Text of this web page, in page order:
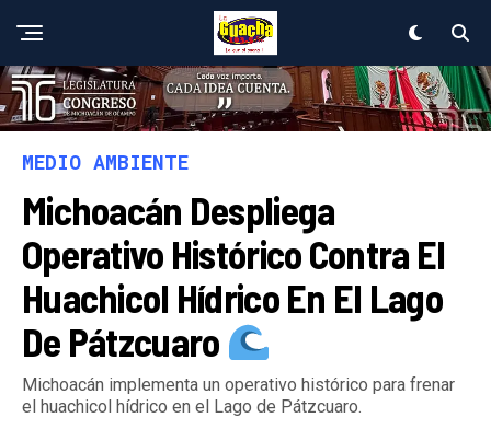
MEDIO AMBIENTE
Michoacán Despliega
Operativo Histórico Contra El
Huachicol Hídrico En El Lago
De Pátzcuaro
Michoacán implementa un operativo histórico para frenar
el huachicol hídrico en el Lago de Pátzcuaro.